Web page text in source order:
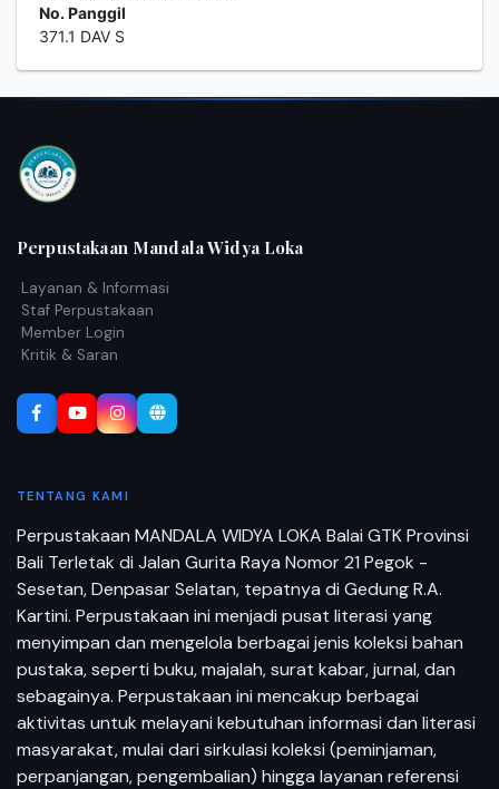
No. Panggil
371.1 DAV S
Perpustakaan Mandala Widya Loka
Layanan & Informasi
Staf Perpustakaan
Member Login
Kritik & Saran
TENTANG KAMI
Perpustakaan MANDALA WIDYA LOKA Balai GTK Provinsi
Bali Terletak di Jalan Gurita Raya Nomor 21 Pegok -
Sesetan, Denpasar Selatan, tepatnya di Gedung R.A.
Kartini. Perpustakaan ini menjadi pusat literasi yang
menyimpan dan mengelola berbagai jenis koleksi bahan
pustaka, seperti buku, majalah, surat kabar, jurnal, dan
sebagainya. Perpustakaan ini mencakup berbagai
aktivitas untuk melayani kebutuhan informasi dan literasi
masyarakat, mulai dari sirkulasi koleksi (peminjaman,
perpanjangan, pengembalian) hingga layanan referensi